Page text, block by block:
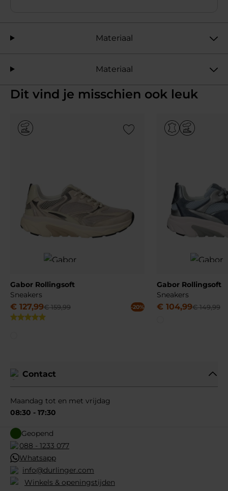
Materiaal
Materiaal
Dit vind je misschien ook leuk
Add to Wishlist
Gabor Rollingsoft
Sneakers
€ 127,99€ 159,99 -20%
Gabor Rollingsoft
Sneakers
€ 104,99€ 149,99
Contact
Maandag tot en met vrijdag
08:30 - 17:30
Geopend
088 - 1233 077
Whatsapp
info@durlinger.com
Winkels & openingstijden